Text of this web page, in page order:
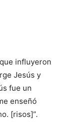
influyeron
Jesús y
fue un
enseñó
[risos]”.